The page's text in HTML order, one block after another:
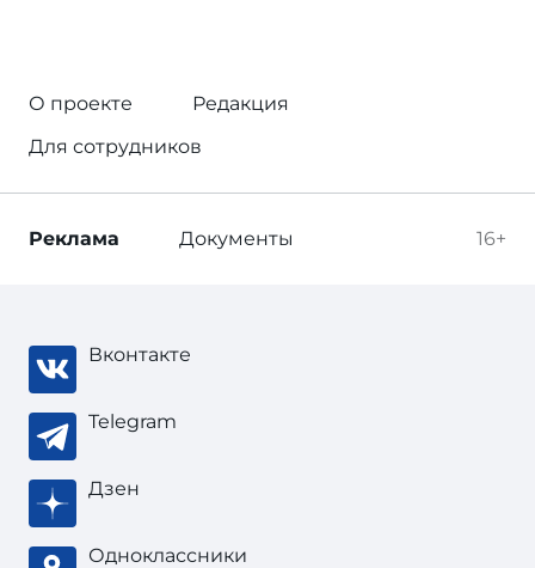
О проекте
Редакция
Для сотрудников
16+
Реклама Документы
Вконтакте
Telegram
Дзен
Одноклассники